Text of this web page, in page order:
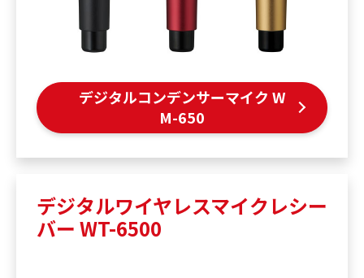
デジタルコンデンサーマイク W
M-650
デジタルワイヤレスマイクレシー
バー WT-6500